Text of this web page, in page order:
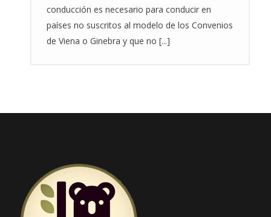
conducción es necesario para conducir en
países no suscritos al modelo de los Convenios
de Viena o Ginebra y que no [...]